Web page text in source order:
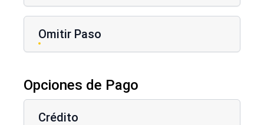
Omitir Paso
Opciones de Pago
Opciones de Pago
Crédito